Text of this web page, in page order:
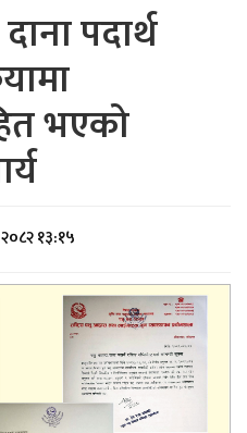
पदार्थ
भएको
१३:१५